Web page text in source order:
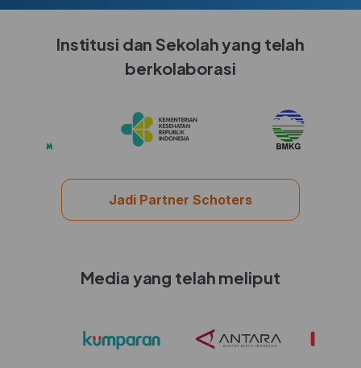
Institusi dan Sekolah yang telah
berkolaborasi
Jadi Partner Schoters
Media yang telah meliput